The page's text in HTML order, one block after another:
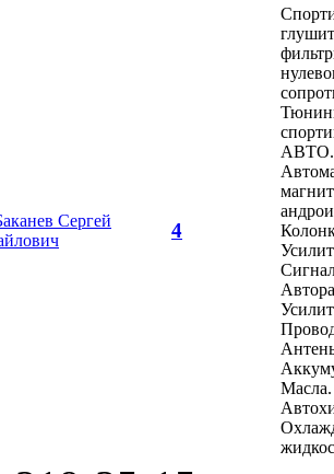
Сергей
4
АВТО.
Масла.